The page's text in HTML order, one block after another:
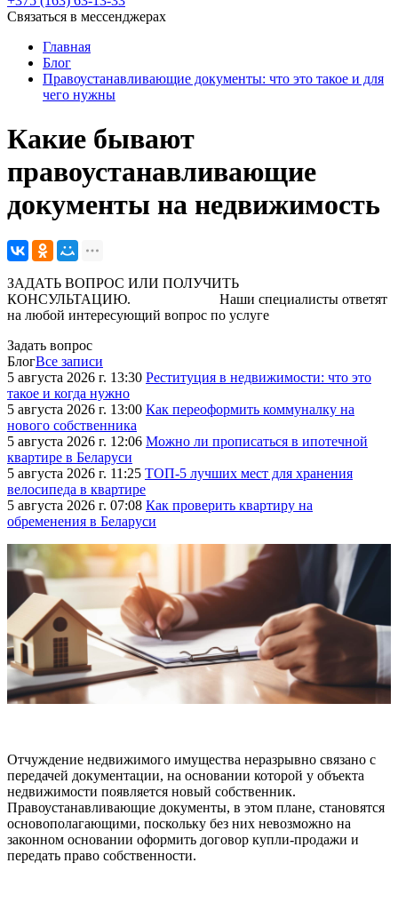
Связаться в мессенджерах
Главная
Блог
Правоустанавливающие документы: что это такое и для
чего нужны
Какие бывают
правоустанавливающие
документы на недвижимость
ЗАДАТЬ ВОПРОС ИЛИ ПОЛУЧИТЬ
КОНСУЛЬТАЦИЮ. Наши специалисты ответят
на любой интересующий вопрос по услуге
Задать вопрос
БлогВсе записи
5 августа 2026 г. 13:30 Реституция в недвижимости: что это
такое и когда нужно
5 августа 2026 г. 13:00 Как переоформить коммуналку на
нового собственника
5 августа 2026 г. 12:06 Можно ли прописаться в ипотечной
квартире в Беларуси
5 августа 2026 г. 11:25 ТОП-5 лучших мест для хранения
велосипеда в квартире
5 августа 2026 г. 07:08 Как проверить квартиру на
обременения в Беларуси
Отчуждение недвижимого имущества неразрывно связано с
передачей документации, на основании которой у объекта
недвижимости появляется новый собственник.
Правоустанавливающие документы, в этом плане, становятся
основополагающими, поскольку без них невозможно на
законном основании оформить договор купли-продажи и
передать право собственности.